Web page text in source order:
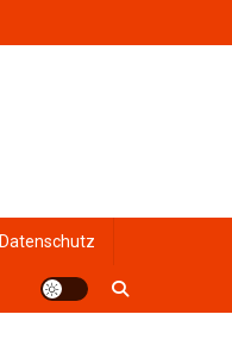
Datenschutz